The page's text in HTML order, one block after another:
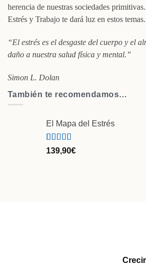
herencia de nuestras sociedades
Estrés y Trabajo te dará luz en estos temas.
“El estrés es el desgaste del cuerpo y el
daño a nuestra salud física y mental.”
Simon L. Dolan
También te recomendamos…
El Mapa del Estrés
Valorado
4.97
30
139,90€